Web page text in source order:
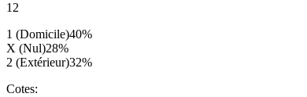
12
1 (Domicile)40%
X (Nul)28%
2 (Extérieur)32%
Cotes: